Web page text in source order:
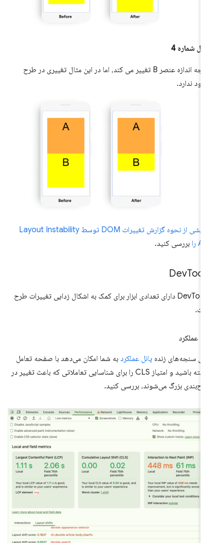
شماره 4
اگرچه اندازه عنصر B تغییر می کند، اما در این مثال تغییری در طرح
ندارد.
نمایشی از نحوه گزارش تغییرات DOM توسط Layout Instability
بررسی کنید.
Dev
DevTools دارای تعدادی ابزار برای کمک به اشکال زدایی تغییرات طرح
عملکرد
سنجه‌های زندهپانل عملکردبه شما امکان می‌دهد با صفحه تعامل
داشته باشید و امتیاز CLS را برای شناسایی تعاملاتی که باعث تغییر در
بزرگ می‌شوند، بررسی کنید.